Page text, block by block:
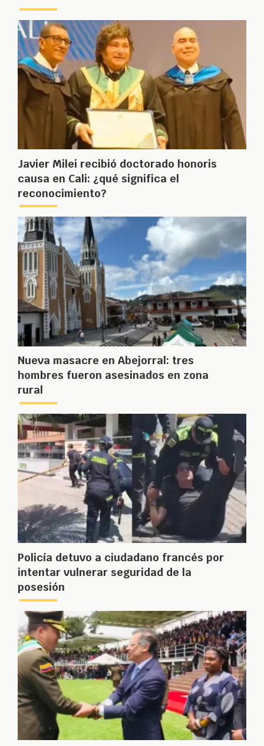
Javier Milei recibió doctorado honoris
causa en Cali: ¿qué significa el
reconocimiento?
Nueva masacre en Abejorral: tres
hombres fueron asesinados en zona
rural
Policía detuvo a ciudadano francés por
intentar vulnerar seguridad de la
posesión